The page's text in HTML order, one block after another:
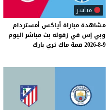
مباشر
مشاهدة مباراة أياكس أمستردام
وبي إس في زفوله بث مباشر اليوم
9-8-2026
قمة ماك ثري بارك